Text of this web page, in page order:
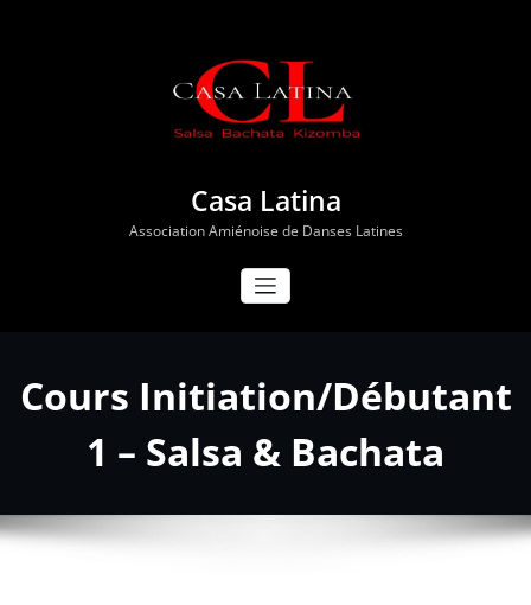
Casa Latina
Association Amiénoise de Danses Latines
Cours Initiation/Débutant
1 – Salsa & Bachata